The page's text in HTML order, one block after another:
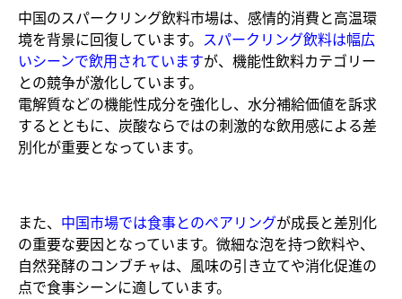
中国のスパークリング飲料市場は、感情的消費と高温環
境を背景に回復しています。 スパークリング飲料は幅広
いシーンで飲用されていますが、機能性飲料カテゴリー
との競争が激化しています。
電解質などの機能性成分を強化し、水分補給価値を訴求
するとともに、炭酸ならではの刺激的な飲用感による差
別化が重要となっています。
また、 中国市場では食事とのペアリングが成長と差別化
の重要な要因となっています。微細な泡を持つ飲料や、
自然発酵のコンブチャは、風味の引き立てや消化促進の
点で食事シーンに適しています。